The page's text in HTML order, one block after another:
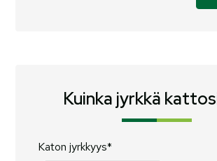
Kuinka jyrkkä
Katon jyrkkyys*